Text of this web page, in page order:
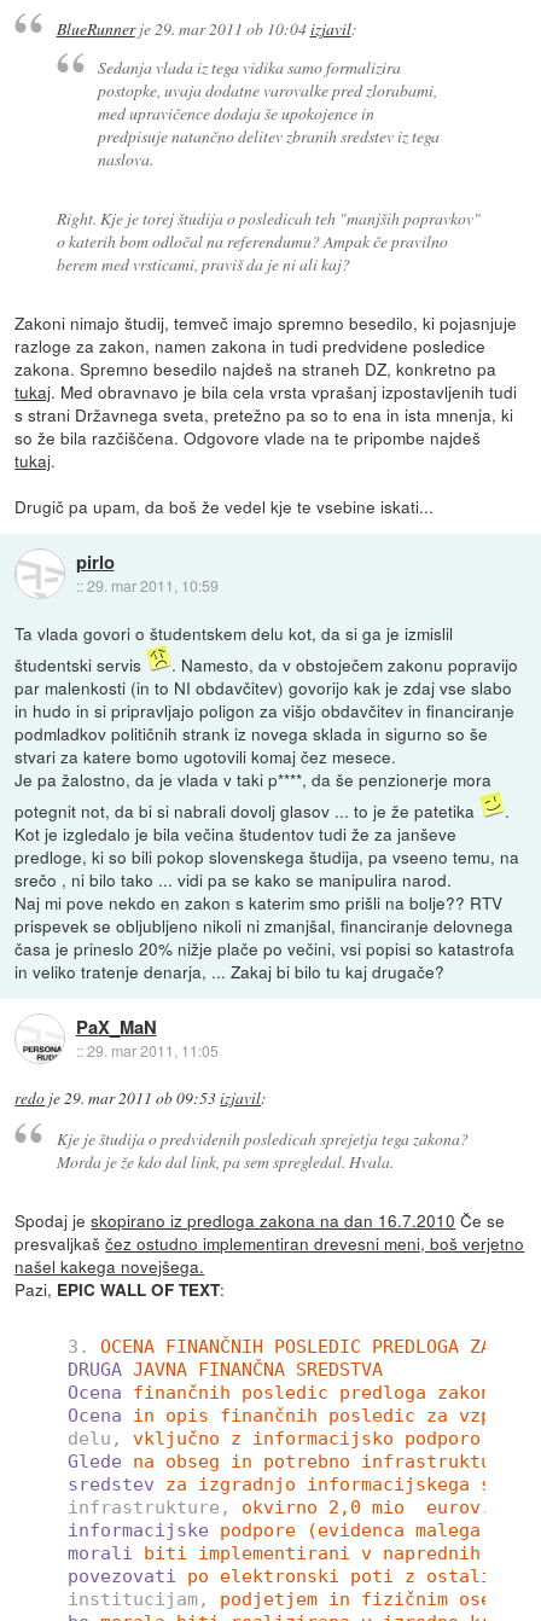
BlueRunnerje 29. mar 2011 ob 10:04izjavil:
Sedanja vlada iz tega vidika samo formalizira
postopke, uvaja dodatne varovalke pred zlorabami,
med upravičence dodaja še upokojence in
predpisuje natančno delitev zbranih sredstev iz tega
naslova.
Right. Kje je torej študija o posledicah teh "manjših popravkov"
o katerih bom odločal na referendumu? Ampak če pravilno
berem med vrsticami, praviš da je ni ali kaj?
Zakoni nimajo študij, temveč imajo spremno besedilo, ki pojasnjuje
razloge za zakon, namen zakona in tudi predvidene posledice
zakona. Spremno besedilo najdeš na straneh DZ, konkretno pa
tukaj. Med obravnavo je bila cela vrsta vprašanj izpostavljenih tudi
s strani Državnega sveta, pretežno pa so to ena in ista mnenja, ki
so že bila razčiščena. Odgovore vlade na te pripombe najdeš
tukaj.
Drugič pa upam, da boš že vedel kje te vsebine iskati...
pirlo
::29. mar 2011, 10:59
Ta vlada govori o študentskem delu kot, da si ga je izmislil
študentski servis
. Namesto, da v obstoječem zakonu popravijo
par malenkosti (in to NI obdavčitev) govorijo kak je zdaj vse slabo
in hudo in si pripravljajo poligon za višjo obdavčitev in financiranje
podmladkov političnih strank iz novega sklada in sigurno so še
stvari za katere bomo ugotovili komaj čez mesece.
Je pa žalostno, da je vlada v taki p****, da še penzionerje mora
potegnit not, da bi si nabrali dovolj glasov ... to je že patetika
.
Kot je izgledalo je bila večina študentov tudi že za janševe
predloge, ki so bili pokop slovenskega študija, pa vseeno temu, na
srečo , ni bilo tako ... vidi pa se kako se manipulira narod.
Naj mi pove nekdo en zakon s katerim smo prišli na bolje?? RTV
prispevek se obljubljeno nikoli ni zmanjšal, financiranje delovnega
časa je prineslo 20% nižje plače po večini, vsi popisi so katastrofa
in veliko tratenje denarja, ... Zakaj bi bilo tu kaj drugače?
PaX_MaN
::29. mar 2011, 11:05
redo je29. mar 2011 ob 09:53izjavil:
Kje je študija o predvidenih posledicah sprejetja tega zakona?
Morda je že kdo dal link, pa sem spregledal. Hvala.
Spodaj jeskopirano iz predloga zakona na dan 16.7.2010 Če se
presvaljkaščez ostudno implementiran drevesni meni, boš verjetno
našel kakega novejšega.
Pazi, EPIC WALL OF TEXT:
3.
OCENA FINANČNIH POSLEDIC PREDLOGA
DRUGA JAVNA FINANČNA SREDSTVA
Ocena
finančnih posledic predloga zakona
Ocena
in opis finančnih posledic za
delu,
vključno z informacijsko podporo
Glede
na obseg in potrebno infrastrukturo,
sredstev
za izgradnjo informacijskega
infrastrukture,
okvirno 2,0 mio  eurov.
informacijske
podpore (evidenca malega
morali
biti implementirani v naprednih
povezovati
po elektronski poti z ostalimi
institucijam,
podjetjem in fizičnim